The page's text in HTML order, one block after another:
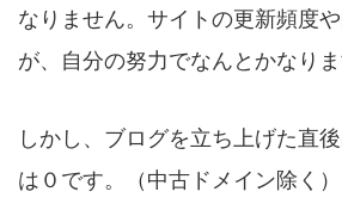
なりません。サイトの更新頻度
が、自分の努力でなんとかなりま
しかし、ブログを立ち上げた直
は０です。（中古ドメイン除く）